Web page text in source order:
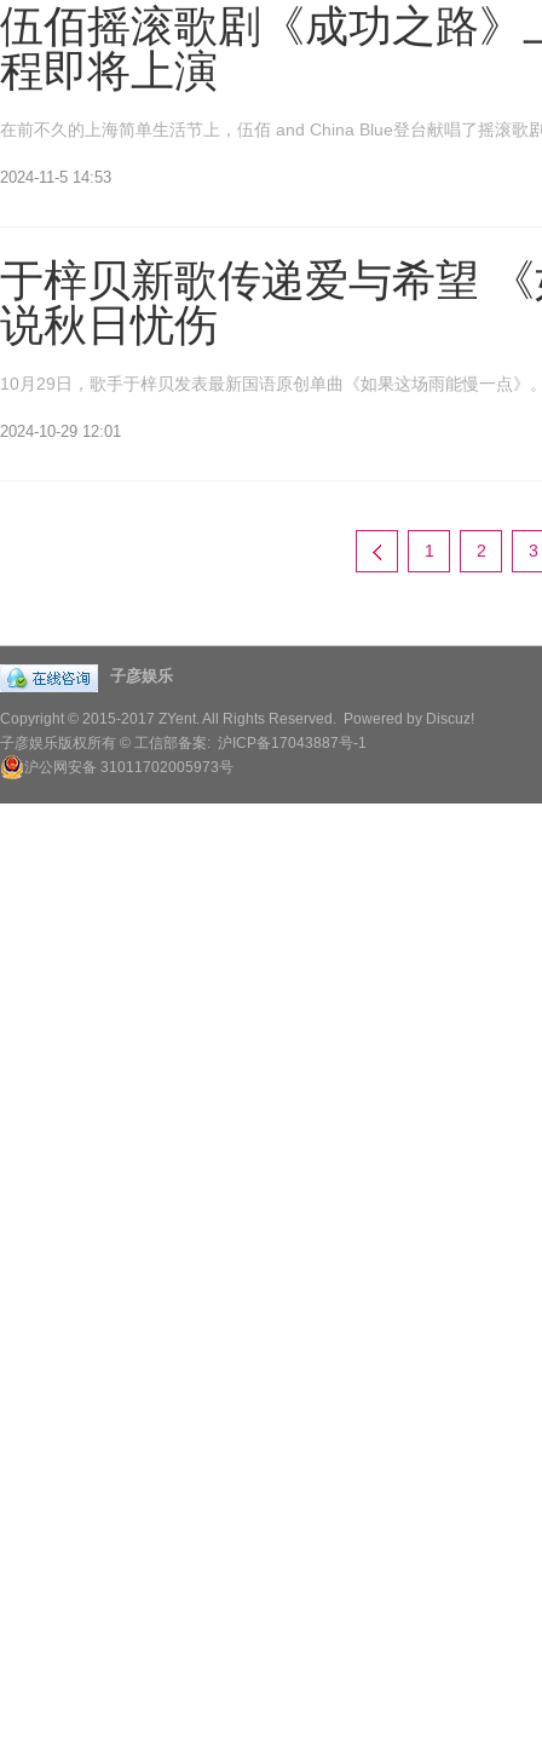
伍佰摇滚歌剧《成功之路
程即将上演
在前不久的上海简单生活节上，伍佰 and China Blue登台献唱了摇滚
2024-11-5 14:53
于梓贝新歌传递爱与希望
说秋日忧伤
10月29日，歌手于梓贝发表最新国语原创单曲《如果这场雨能慢一点
2024-10-29 12:01
1 2 3
子彦娱乐
Copyright © 2015-2017 ZYent. All Rights Reserved. Powered by Discuz!
子彦娱乐版权所有 © 工信部备案: 沪ICP备17043887号-1
沪公网安备 31011702005973号